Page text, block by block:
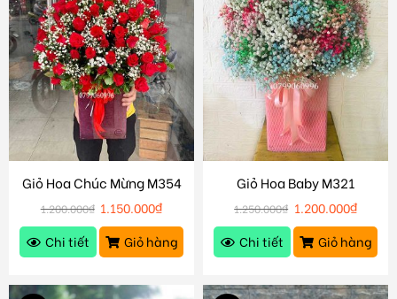
Giỏ Hoa Chúc Mừng M354
1.200.000₫ 1.150.000₫
Chi tiết
Giỏ hàng
Giỏ Hoa Baby M321
1.250.000₫ 1.200.000₫
Chi tiết
Giỏ hàng